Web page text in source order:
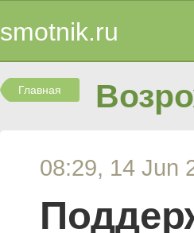
smotnik.ru
Главная
08:29, 14 Jun